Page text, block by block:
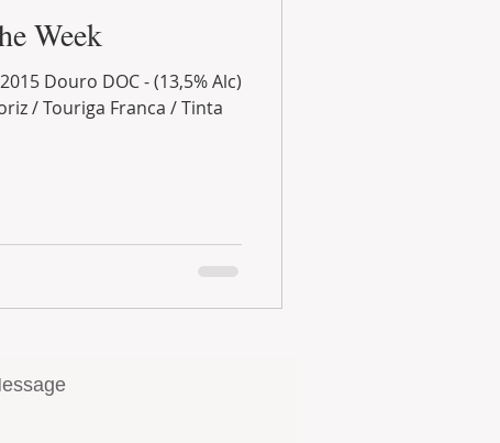
Week
Douro DOC - (13,5% Alc)
/ Touriga Franca / Tinta